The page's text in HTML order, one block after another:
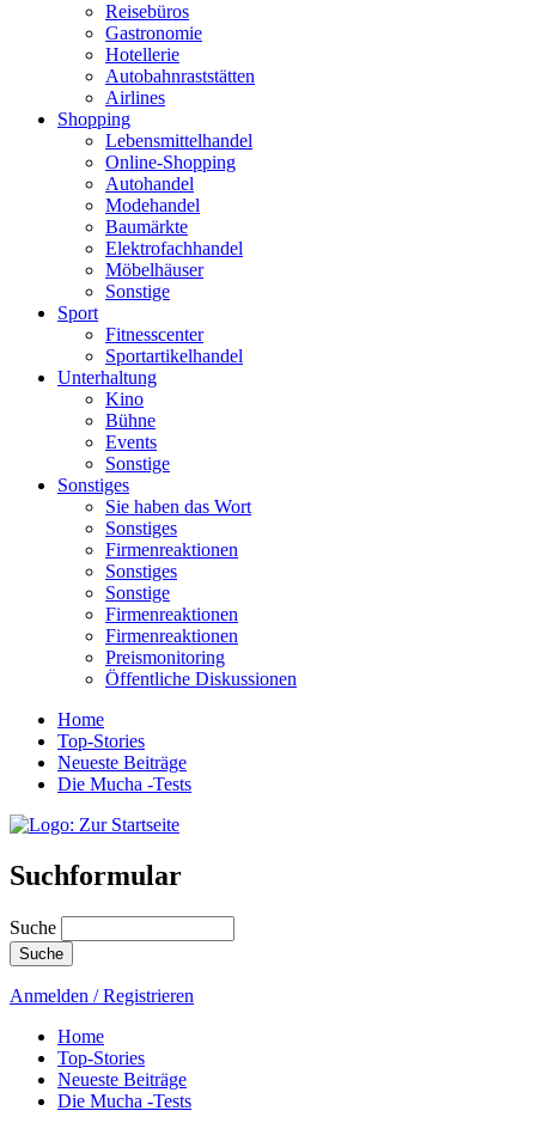
Reisebüros
Gastronomie
Hotellerie
Autobahnraststätten
Airlines
Shopping
Lebensmittelhandel
Online-Shopping
Autohandel
Modehandel
Baumärkte
Elektrofachhandel
Möbelhäuser
Sonstige
Sport
Fitnesscenter
Sportartikelhandel
Unterhaltung
Kino
Bühne
Events
Sonstige
Sonstiges
Sie haben das Wort
Sonstiges
Firmenreaktionen
Sonstiges
Sonstige
Firmenreaktionen
Firmenreaktionen
Preismonitoring
Öffentliche Diskussionen
Home
Top-Stories
Neueste Beiträge
Die Mucha -Tests
Suchformular
Suche
Anmelden / Registrieren
Home
Top-Stories
Neueste Beiträge
Die Mucha -Tests